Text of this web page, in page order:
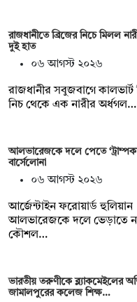
রাজধানীতে ব্রিজের নিচে মিলল
দুই হাত
০৬ আগস্ট ২০২৬
রাজধানীর সবুজবাগে কালভার্ট
নিচ থেকে এক নারীর অর্ধগল…
আলভারেজকে দলে পেতে
বার্সেলোনা
০৬ আগস্ট ২০২৬
আর্জেন্টাইন ফরোয়ার্ড হুলিয়ান
আলভারেজকে দলে ভেড়াতে
কৌশল…
ভারতীয় তরুণীকে ব্ল্যাকমেইলের
জামালপুরের কলেজ শিক্ষ…